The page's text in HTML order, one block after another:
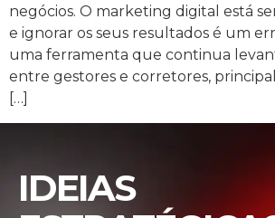
negócios. O marketing digital está
e ignorar os seus resultados é um
uma ferramenta que continua
entre gestores e corretores,
[…]
IDEIAS